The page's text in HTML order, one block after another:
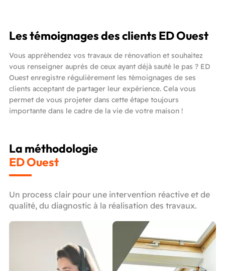
Les témoignages des clients ED Ouest
Vous appréhendez vos travaux de rénovation et souhaitez
vous renseigner auprès de ceux ayant déjà sauté le pas ? ED
Ouest enregistre régulièrement les témoignages de ses
clients acceptant de partager leur expérience. Cela vous
permet de vous projeter dans cette étape toujours
importante dans le cadre de la vie de votre maison !
La méthodologie
ED Ouest
Un process clair pour une intervention réactive et de
qualité, du diagnostic à la réalisation des travaux.